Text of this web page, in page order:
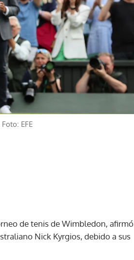
Foto: EFE
de tenis de Wimbledon, afirmó
Nick Kyrgios, debido a sus